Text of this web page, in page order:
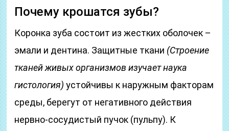
Почему крошатся зубы?
Коронка зуба состоит из жестких оболочек –
эмали и дентина. Защитные ткани (Строение
тканей живых организмов изучает наука
гистология) устойчивы к наружным факторам
среды, берегут от негативного действия
нервно-сосудистый пучок (пульпу). К